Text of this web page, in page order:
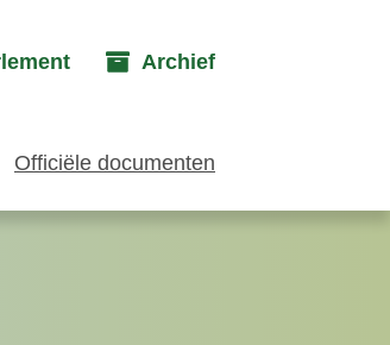
Archief
Officiële documenten